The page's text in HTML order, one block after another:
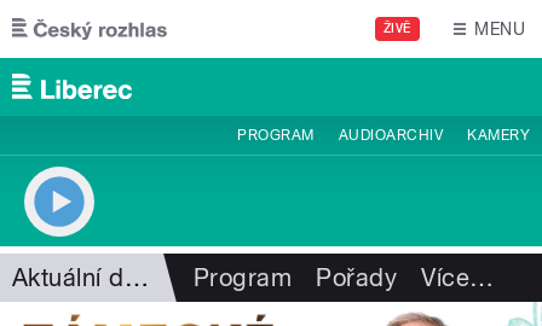
Přejít k hlavnímu obsahu
ŽIVĚ MENU
PROGRAM AUDIOARCHIV KAMERY
Aktuální dění Program Pořady Více…